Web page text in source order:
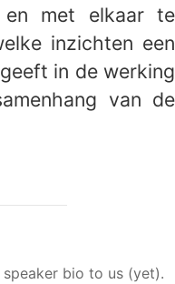
en met elkaar te
inzichten een
in de werking
van de
bio to us (yet).